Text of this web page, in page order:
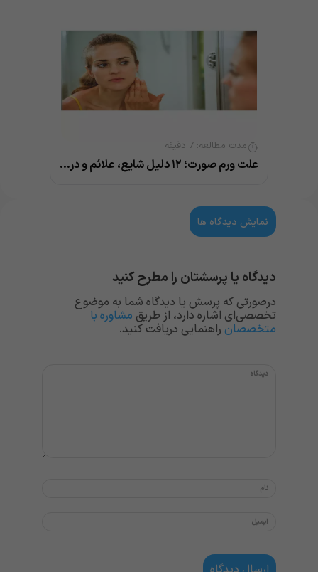
مدت مطالعه: 7 دقیقه
علت ورم صورت؛ ۱۲ دلیل شایع، علائم و درمان
نمایش دیدگاه ها
دیدگاه یا پرسشتان را مطرح کنید
درصورتی که پرسش یا دیدگاه شما به موضوع
تخصصی‌ای اشاره دارد، از طریق مشاوره با
متخصصان راهنمایی دریافت کنید.